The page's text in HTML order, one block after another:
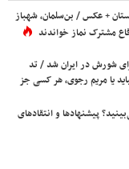
+ عکس / بن‌سلمان، شهباز
مشترک نماز خواندند
شورش در ایران شد / تد
یا مریم رجوی، هر کسی جز
پیشنهادها و انتقادهای